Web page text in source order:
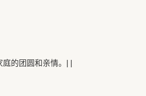
的团圆和亲情。| |